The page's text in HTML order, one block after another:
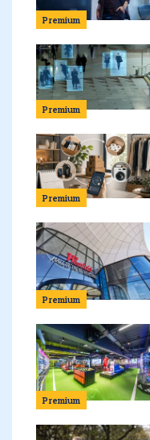
Premium
Premium
Premium
Premium
Premium